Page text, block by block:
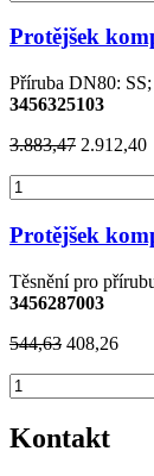
Protějšek
Příruba DN80:
3456325103
3.883,47 2.912,40
Protějšek
Těsnění pro
3456287003
544,63 408,26
Kontakt